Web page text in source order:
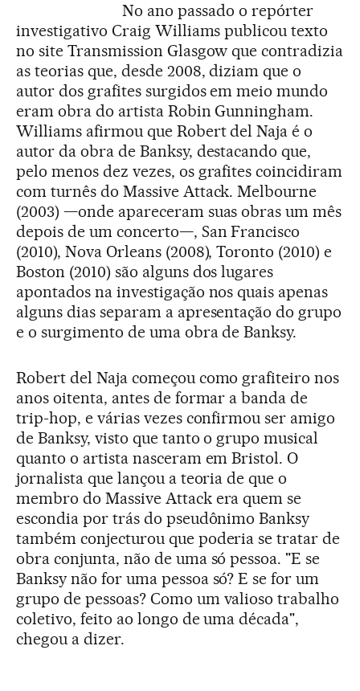
No ano passado o repórter
investigativo Craig Williams publicou texto
no site Transmission Glasgow que contradizia
as teorias que, desde 2008, diziam que o
autor dos grafites surgidos em meio mundo
eram obra do artista Robin Gunningham.
Williams afirmou que Robert del Naja é o
autor da obra de Banksy, destacando que,
pelo menos dez vezes, os grafites coincidiram
com turnês do Massive Attack. Melbourne
(2003) —onde apareceram suas obras um mês
depois de um concerto—, San Francisco
(2010), Nova Orleans (2008), Toronto (2010) e
Boston (2010) são alguns dos lugares
apontados na investigação nos quais apenas
alguns dias separam a apresentação do grupo
e o surgimento de uma obra de Banksy.
Robert del Naja começou como grafiteiro nos
anos oitenta, antes de formar a banda de
trip-hop, e várias vezes confirmou ser amigo
de Banksy, visto que tanto o grupo musical
quanto o artista nasceram em Bristol. O
jornalista que lançou a teoria de que o
membro do Massive Attack era quem se
escondia por trás do pseudônimo Banksy
também conjecturou que poderia se tratar de
obra conjunta, não de uma só pessoa. "E se
Banksy não for uma pessoa só? E se for um
grupo de pessoas? Como um valioso trabalho
coletivo, feito ao longo de uma década",
chegou a dizer.